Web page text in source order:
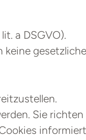
a DSGVO).
Sie richten